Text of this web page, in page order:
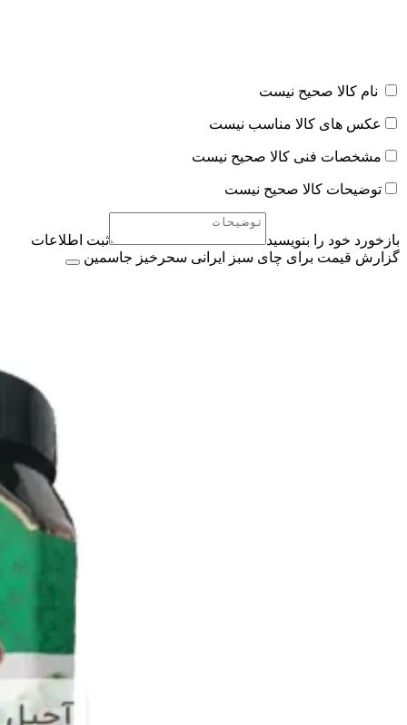
نام کالا صحیح نیست
عکس های کالا مناسب نیست
مشخصات فنی کالا صحیح نیست
توضیحات کالا صحیح نیست
بازخورد خود را بنویسید
ثبت اطلاعات
گزارش قیمت برای چای سبز ایرانی سحرخیز جاسمین